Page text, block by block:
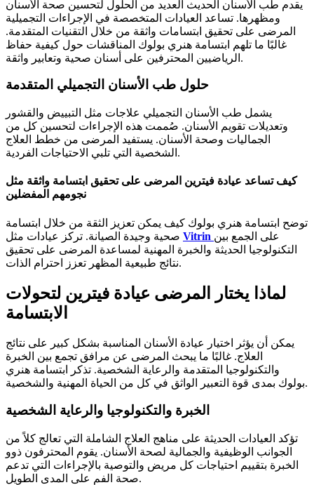
يقدم طب الأسنان الحديث العديد من الحلول لتحسين صحة الأسنان
ومظهرها. تساعد العيادات المتخصصة في الإجراءات التجميلية
المرضى على تحقيق ابتسامات واثقة من خلال التقنيات المتقدمة.
غالبًا ما تلهم ابتسامة هنري بولوك المناقشات حول كيفية حفاظ
الرياضيين المحترفين على أسنان صحية وتعابير واثقة.
حلول طب الأسنان التجميلي المتقدمة
يشمل طب الأسنان التجميلي علاجات مثل التبييض والقشور
وتعديلات تقويم الأسنان. صُممت هذه الإجراءات لتحسين كل من
الجماليات وصحة الأسنان. يستفيد المرضى من خطط العلاج
الشخصية التي تلبي الاحتياجات الفردية.
كيف تساعد عيادة فيترين المرضى على تحقيق ابتسامة واثقة مثل
نجومهم المفضلين
توضح ابتسامة هنري بولوك كيف يمكن تعزيز الثقة من خلال ابتسامة
Vitrin على الجمع بين
التكنولوجيا الحديثة والخبرة المهنية لمساعدة المرضى على تحقيق
نتائج طبيعية المظهر تعزز احترام الذات.
لماذا يختار المرضى عيادة فيترين لتحولات
الابتسامة
يمكن أن يؤثر اختيار عيادة الأسنان المناسبة بشكل كبير على نتائج
العلاج. غالبًا ما يبحث المرضى عن مرافق تجمع بين الخبرة
والتكنولوجيا المتقدمة والرعاية الشخصية. تذكر ابتسامة هنري
بولوك بمدى قوة التعبير الواثق في كل من الحياة المهنية والشخصية.
الخبرة والتكنولوجيا والرعاية الشخصية
تؤكد العيادات الحديثة على مناهج العلاج الشاملة التي تعالج كلاً من
الجوانب الوظيفية والجمالية لصحة الأسنان. يقوم المحترفون ذوو
الخبرة بتقييم احتياجات كل مريض والتوصية بالإجراءات التي تدعم
صحة الفم على المدى الطويل.